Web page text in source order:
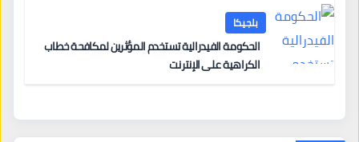
بلجيكا
الحكومة الفيدرالية تستخدم المؤثرين لمكافحة خطاب
الكراهية على الإنترنت